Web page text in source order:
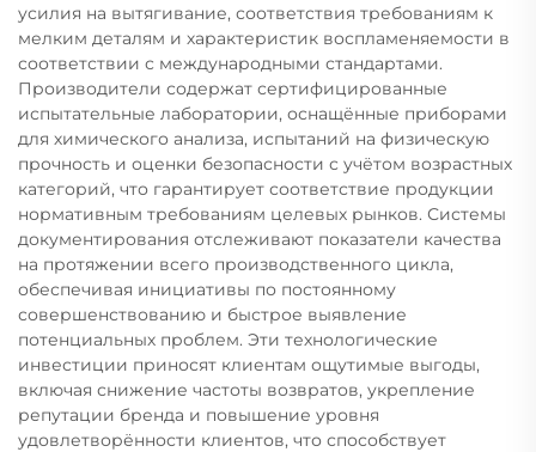
усилия на вытягивание, соответствия требованиям к
мелким деталям и характеристик воспламеняемости в
соответствии с международными стандартами.
Производители содержат сертифицированные
испытательные лаборатории, оснащённые приборами
для химического анализа, испытаний на физическую
прочность и оценки безопасности с учётом возрастных
категорий, что гарантирует соответствие продукции
нормативным требованиям целевых рынков. Системы
документирования отслеживают показатели качества
на протяжении всего производственного цикла,
обеспечивая инициативы по постоянному
совершенствованию и быстрое выявление
потенциальных проблем. Эти технологические
инвестиции приносят клиентам ощутимые выгоды,
включая снижение частоты возвратов, укрепление
репутации бренда и повышение уровня
удовлетворённости клиентов, что способствует